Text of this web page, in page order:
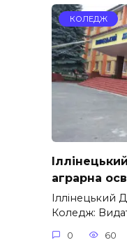
КОЛЕДЖ
аграрна
Іллінецький
Коледж:
0 60